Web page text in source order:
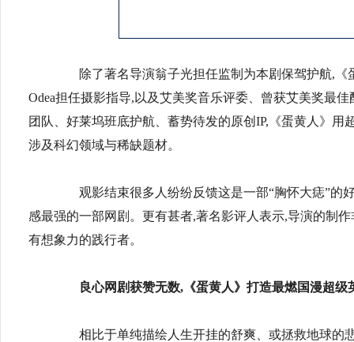
除了著名导演翁子光担任监制为本剧保驾护航,《
Odea担任摄影指导,以及艾美奖音乐评委、曾获艾美奖最
团队、好莱坞班底护航、蓄势待发的原创IP,《蛋黄人》
涉及科幻领域与稀缺题材。
观影结束很多人纷纷反馈这是一部“胸怀大痣”的
感最强的一部网剧。更有甚者,著名影评人表示,导演的制
有想象力的践行者。
良心网剧获赞无数,《蛋黄人》打造最燃国漫超级
相比于单纯描绘人生开挂的舒爽、或拯救地球的